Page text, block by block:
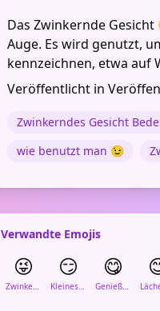
Das Zwinkernde
Auge. Es wird genutzt,
kennzeichnen, etwa auf
Veröffentlicht in
Zwinkerndes Gesicht
wie benutzt man 😉
Verwandte Emojis
😜
Zwinkerndes Gesicht mit Zunge
😏
Kleines Lächeln
😋
Genießendes Gesicht